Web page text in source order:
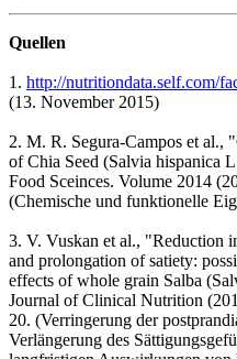
Quellen
1. http://nutritiondata.self.com/
(13. November 2015)
2. M. R. Segura-Campos et al.,
of Chia Seed (Salvia hispanica
Food Sceinces. Volume 2014
(Chemische und funktionelle
3. V. Vuskan et al., "Reduction
and prolongation of satiety:
effects of whole grain Salba
Journal of Clinical Nutrition
20. (Verringerung der
Verlängerung des